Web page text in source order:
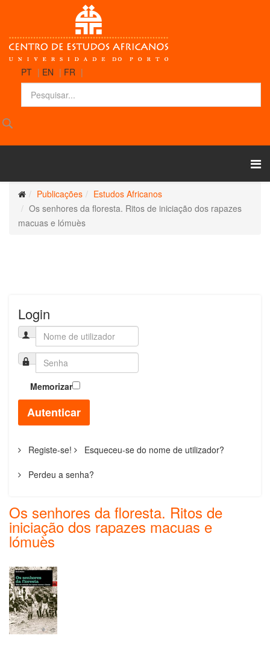
PT | EN | FR |
Publicações
Estudos Africanos
Os senhores da floresta. Ritos de iniciação dos rapazes
macuas e lómuès
Login
Memorizar
Autenticar
Registe-se! Esqueceu-se do nome de utilizador?
Perdeu a senha?
Os senhores da floresta. Ritos de
iniciação dos rapazes macuas e
lómuès